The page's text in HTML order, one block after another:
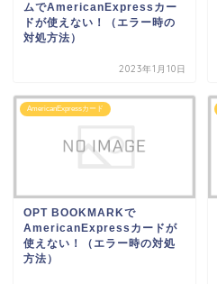
ムでAmericanExpressカー
ドが使えない！（エラー時の
対処方法）
2023年1月10日
AmericanExpressカード
OPT BOOKMARKで
AmericanExpressカードが
使えない！（エラー時の対処
方法）